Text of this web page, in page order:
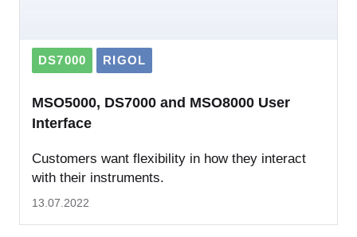
DS7000 RIGOL
MSO5000, DS7000 and MSO8000 User
Interface
Customers want flexibility in how they interact
with their instruments.
13.07.2022